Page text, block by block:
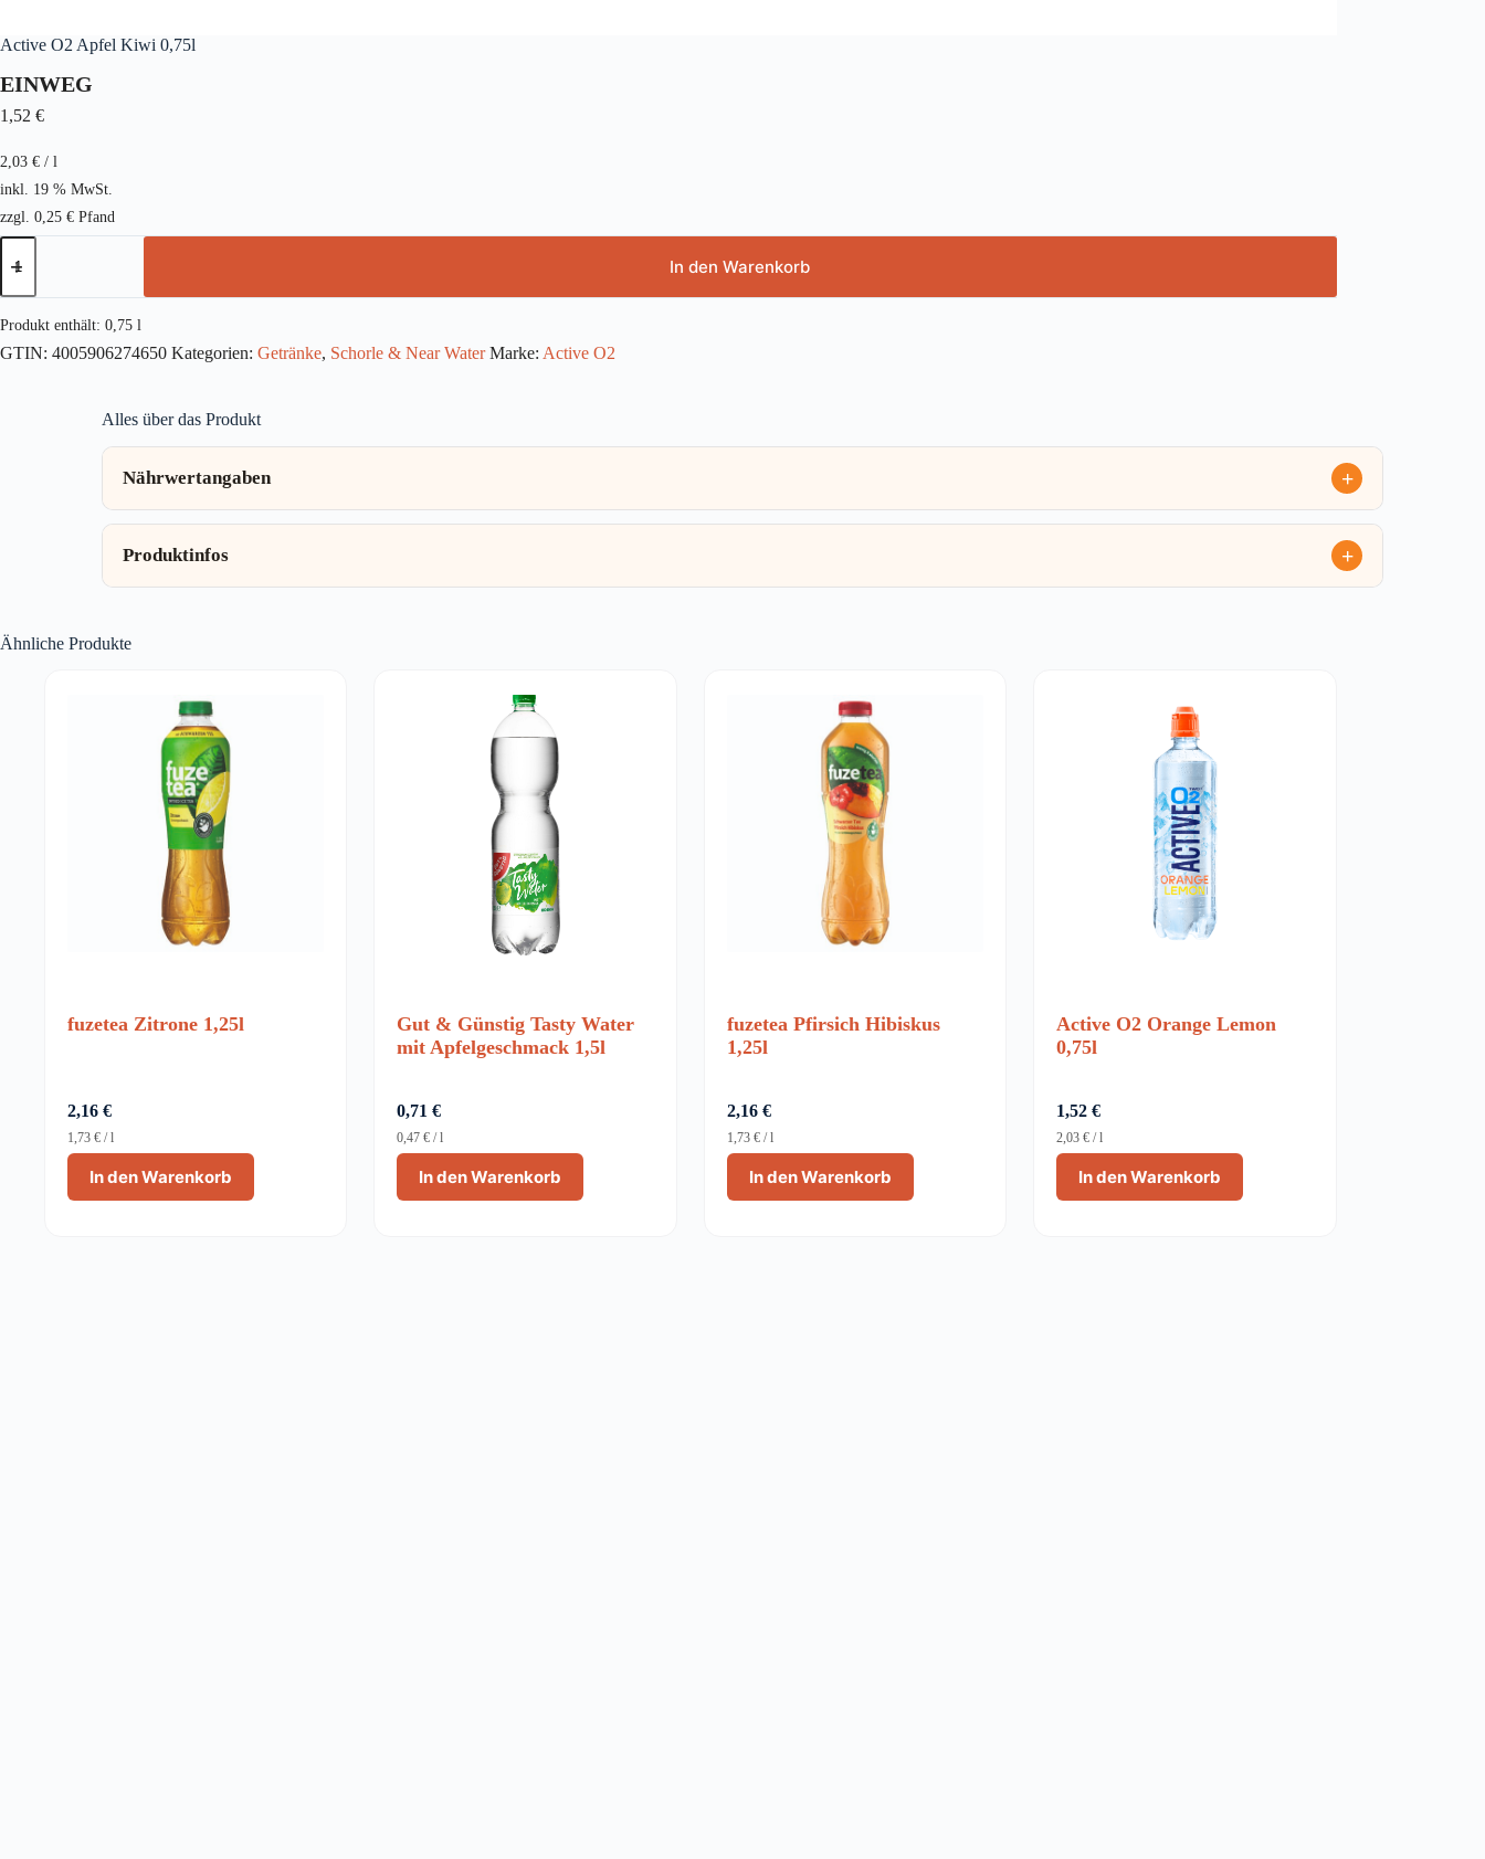
Active O2 Apfel Kiwi 0,75l
EINWEG
1,52 €
2,03 € / l
inkl. 19 % MwSt.
zzgl. 0,25 € Pfand
Active
O2
Kiwi
0,75l
In den Warenkorb
Produkt enthält: 0,75 l
GTIN: 4005906274650 Kategorien: Getränke, Schorle & Near Water Marke: Active O2
Alles über das Produkt
Nährwertangaben
Produktinfos
Ähnliche Produkte
fuzetea Zitrone 1,25l
2,16 €
In den Warenkorb
1,73 € /l
Gut & Günstig Tasty Water
mit Apfelgeschmack 1,5l
0,71€
In den Warenkorb
0,47€ /l
fuzetea Pfirsich Hibiskus
1,25l
2,16 €
In den Warenkorb
1,73 €/l
Active O2 Orange Lemon
0,75l
1,52€
In den Warenkorb
2,03€ /l